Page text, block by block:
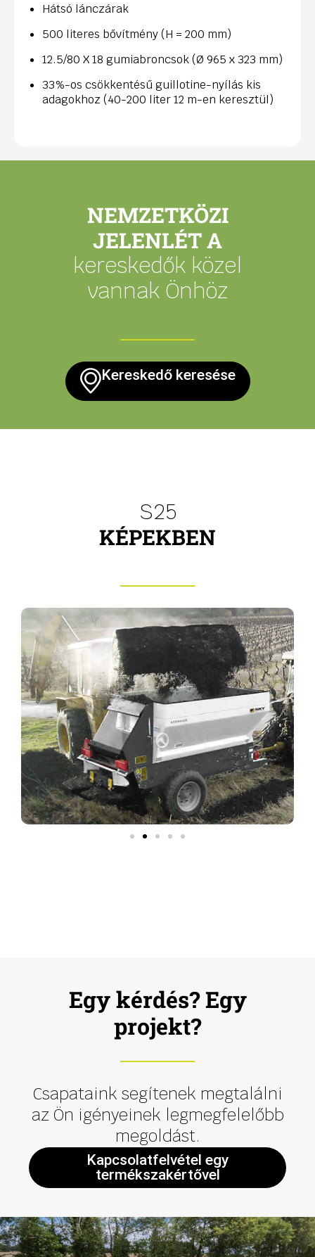
Hátsó lánczárak
500 literes bővítmény (H = 200 mm)
12.5/80 X 18 gumiabroncsok (Ø 965 x 323 mm)
33%-os csökkentésű guillotine-nyílás kis
adagokhoz (40-200 liter 12 m-en keresztül)
NEMZETKÖZI
JELENLÉT A
kereskedők közel
vannak Önhöz
Kereskedő keresése
S25
KÉPEKBEN
Egy kérdés? Egy
projekt?
Csapataink segítenek megtalálni
az Ön igényeinek legmegfelelőbb
megoldást.
Kapcsolatfelvétel egy
termékszakértővel